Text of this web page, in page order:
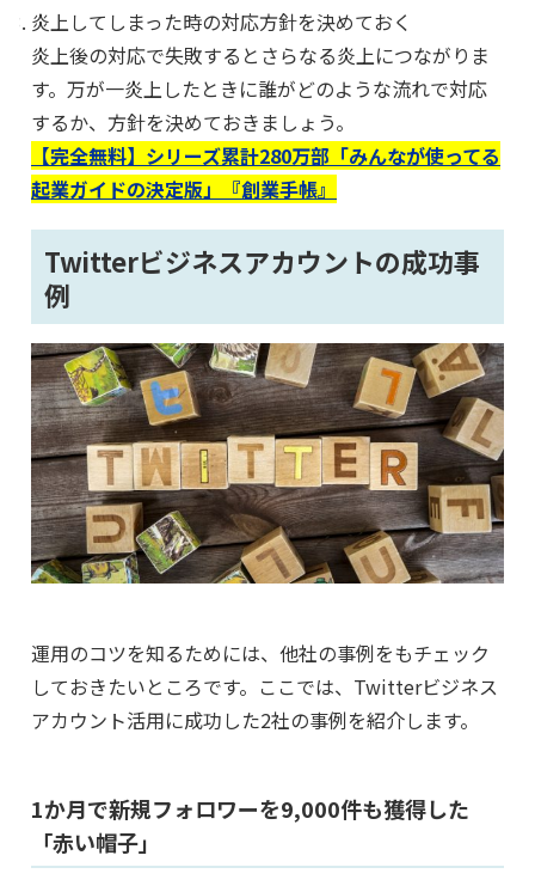
炎上してしまった時の対応方針を決めておく
炎上後の対応で失敗するとさらなる炎上につながりま
す。万が一炎上したときに誰がどのような流れで対応
するか、方針を決めておきましょう。
【完全無料】シリーズ累計280万部「みんなが使ってる
起業ガイドの決定版」『創業手帳』
Twitterビジネスアカウントの成功事
例
運用のコツを知るためには、他社の事例をもチェック
しておきたいところです。ここでは、Twitterビジネス
アカウント活用に成功した2社の事例を紹介します。
1か月で新規フォロワーを9,000件も獲得した
「赤い帽子」